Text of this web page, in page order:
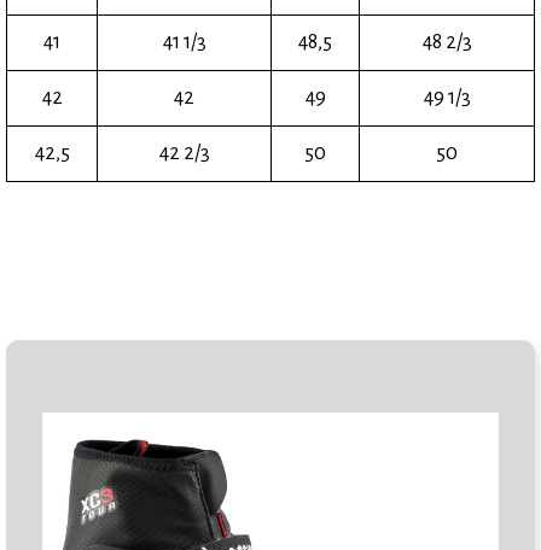
41 41 1/3 48,5 48 2/3
42 42 49 49 1/3
42,5 42 2/3 50 50